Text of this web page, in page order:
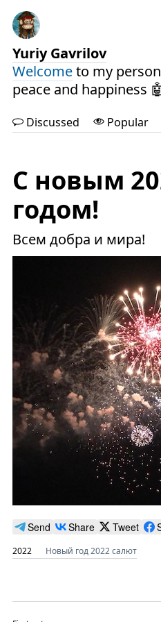
Yuriy Gavrilov
Welcometo my
peace and happiness
Discussed Popular
С новым
годом!
Всем добра и мира!
Send Share Tweet
2022 Новый год 2022 салют